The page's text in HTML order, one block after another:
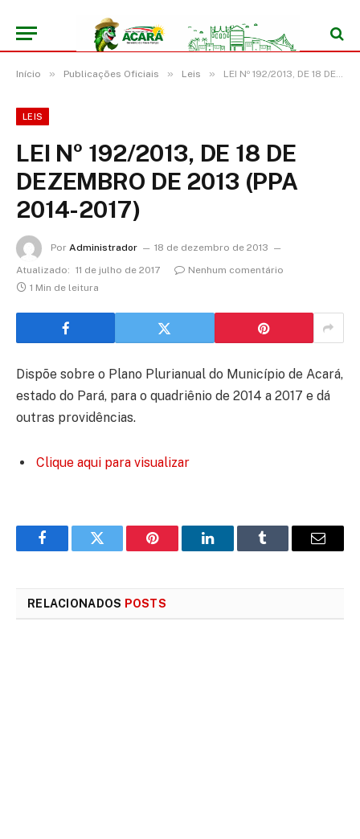
Início » Publicações Oficiais » Leis » LEI Nº 192/2013, DE 18 DE DEZEMBRO DE 2013 (PPA 2014-2017)
LEIS
LEI Nº 192/2013, DE 18 DE
DEZEMBRO DE 2013 (PPA
2014-2017)
Por Administrador
18 de dezembro de 2013
Atualizado: 11 de julho de 2017
Nenhum comentário
1 Min de leitura
Dispõe sobre o Plano Plurianual do Município de Acará,
estado do Pará, para o quadriênio de 2014 a 2017 e dá
outras providências.
Clique aqui para visualizar
FacebookTwitter Pinterest LinkedInTumblr
E-
RELACIONADOS POSTS